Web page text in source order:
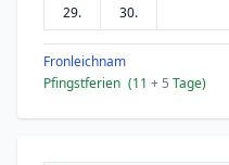
29. 30.
Fronleichnam
Pfingstferien (11 + 5 Tage)